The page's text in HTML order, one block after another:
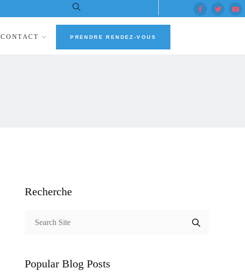
CONTACT PRENDRE RENDEZ-VOUS
Recherche
Popular Blog Posts